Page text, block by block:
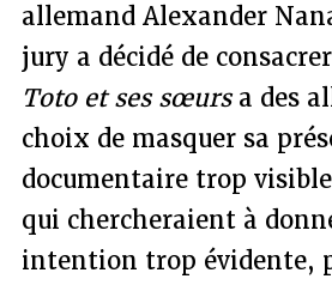
allemand Alexander
jury a décidé de
Toto et ses sœursa des
choix de masquer sa
documentaire trop
qui chercheraient à
intention trop évidente,